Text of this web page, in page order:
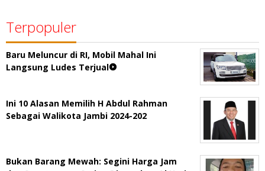
Terpopuler
Baru Meluncur di RI, Mobil Mahal Ini
Langsung Ludes Terjual
Ini 10 Alasan Memilih H Abdul Rahman
Sebagai Walikota Jambi 2024-202
Bukan Barang Mewah: Segini Harga Jam